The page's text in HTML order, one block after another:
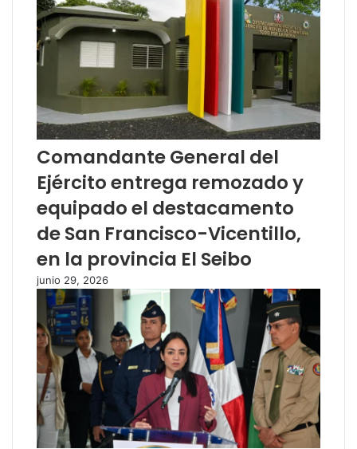
Comandante General del
Ejército entrega remozado y
equipado el destacamento
de San Francisco-Vicentillo,
en la provincia El Seibo
junio 29, 2026